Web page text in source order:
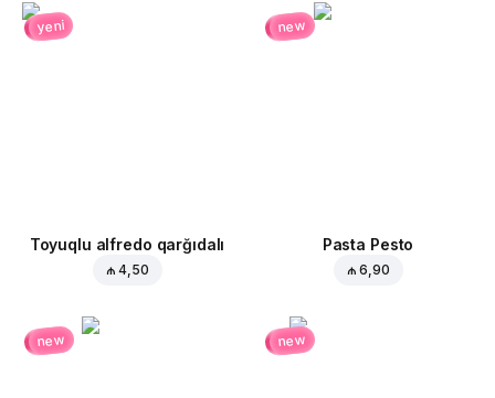
yeni
Toyuqlu alfredo qarğıdalı
₼ 4,50
new
Pasta Pesto
₼ 6,90
new new